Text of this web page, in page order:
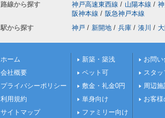
路線から探す
神戸高速東西線 / 山陽本線 /
阪神本線 / 阪急神戸本線
駅から探す
神戸 / 新開地 / 兵庫 / 湊川 /
ホーム
会社概要
プライバシーポリシー
利用規約
サイトマップ
新築・築浅
ペット可
敷金・礼金0円
単身向け
ファミリー向け
お問
スタッ
周辺施
お客